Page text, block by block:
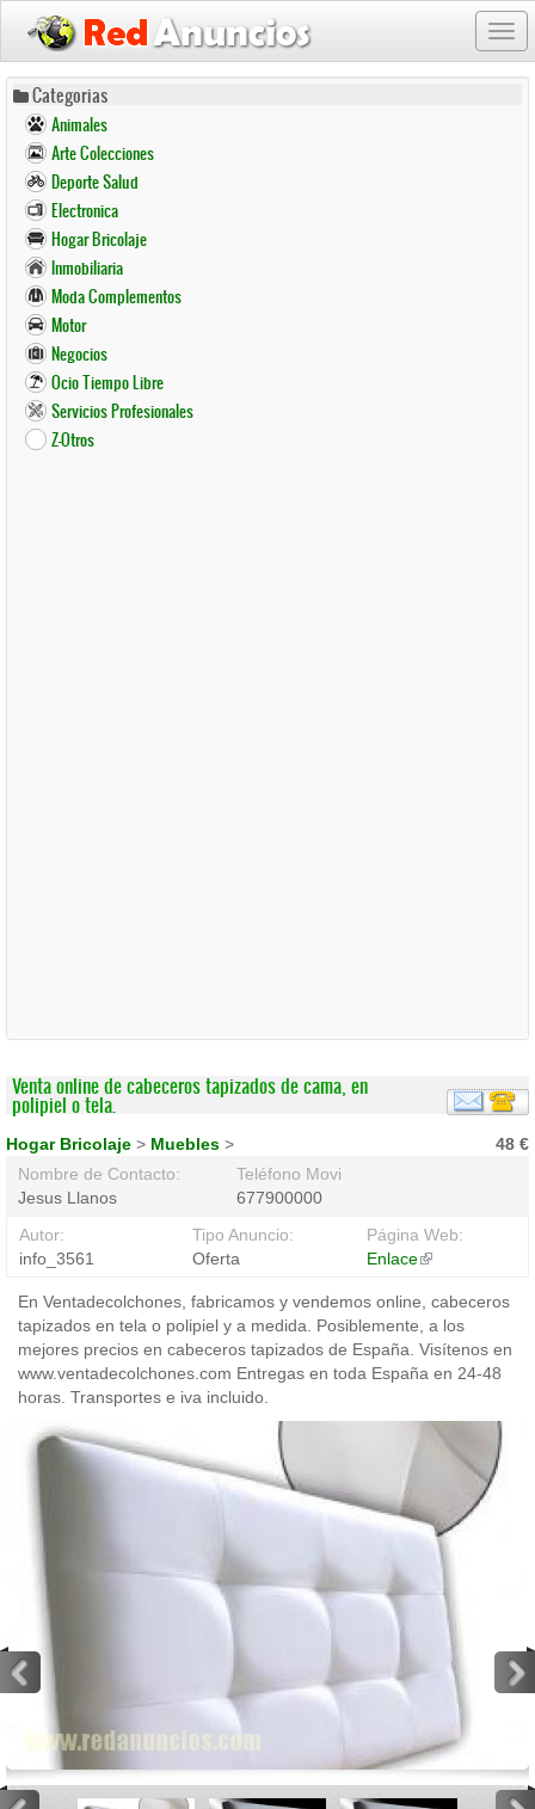
Pasar
contenido
principal
Categorias
Animales
Arte Colecciones
Deporte Salud
Electronica
Hogar Bricolaje
Inmobiliaria
Moda Complementos
Motor
Negocios
Ocio Tiempo Libre
Servicios Profesionales
Z-Otros
Venta online de cabeceros tapizados de cama, en
polipiel o tela.
48 €
Hogar Bricolaje > Muebles >
Nombre de Contacto:
Jesus Llanos
Teléfono Movil:
677900000
Autor:
info_3561
Tipo Anuncio:
Oferta
Página Web:
Enlace(link
external)
En Ventadecolchones, fabricamos y vendemos online, cabeceros
tapizados en tela o polipiel y a medida. Posiblemente, a los
mejores precios en cabeceros tapizados de España. Visítenos en
www.ventadecolchones.com Entregas en toda España en 24-48
horas. Transportes e iva incluido.